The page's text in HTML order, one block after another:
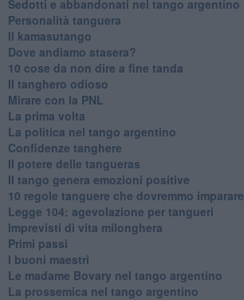
Sedotti e abbandonati nel tango argentino
Personalità tanguera
Il kamasutango
Dove andiamo stasera?
10 cose da non dire a fine tanda
Il tanghero odioso
Mirare con la PNL
La prima volta
La politica nel tango argentino
Confidenze tanghere
Il potere delle tangueras
Il tango genera emozioni positive
10 regole tanguere che dovremmo imparare
Legge 104: agevolazione per tangueri
Imprevisti di vita milonghera
Primi passi
I buoni maestri
Le madame Bovary nel tango argentino
La prossemica nel tango argentino